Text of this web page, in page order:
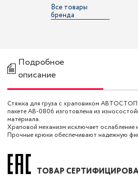
Все товары
бренда
Подробное
описание
Стяжка для груза с храповиком АВТОСТОП
пакете AB-0806 изготовлена из
материала.
Храповой механизм исключает ослабление
Прочные крюки обеспечивают надежную
ТОВАР